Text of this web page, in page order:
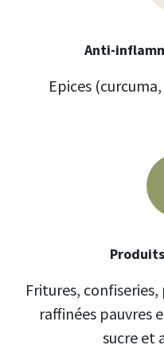
Anti-
Epices
Fritures,
raffinées pauvres
sucre et